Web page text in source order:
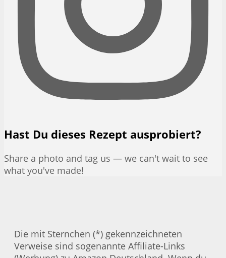
Hast Du dieses Rezept ausprobiert?
Share a photo and tag us — we can't wait to see
what you've made!
Die mit Sternchen (*) gekennzeichneten
Verweise sind sogenannte Affiliate-Links